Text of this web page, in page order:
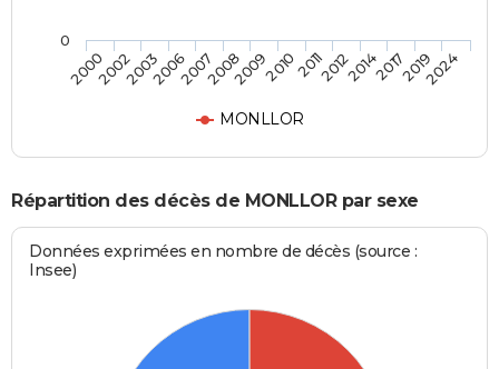
MONLLOR
20002002200320062007200820092010201120122014201720192024
0
Répartition des décès de MONLLOR par sexe
Données exprimées en nombre de décès (source :
Insee)